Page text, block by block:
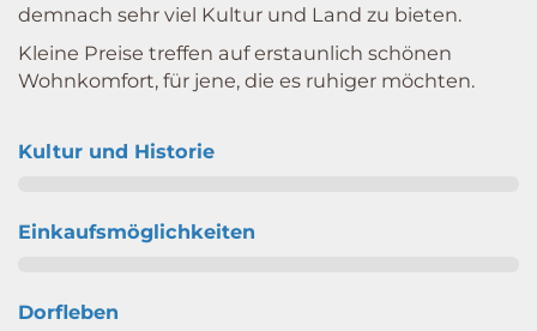
demnach sehr viel Kultur und Land zu bieten.
Kleine Preise treffen auf erstaunlich schönen
Wohnkomfort, für jene, die es ruhiger möchten.
Kultur und Historie
Einkaufsmöglichkeiten
Dorfleben